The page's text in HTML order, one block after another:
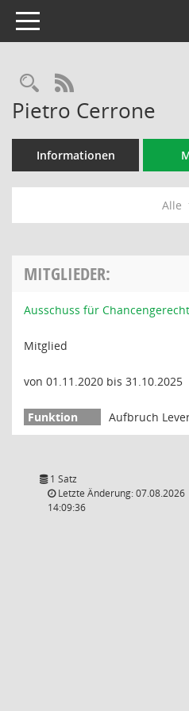
Toggle navigation
RSS-Feed
Pietro Cerrone
Informationen
Alle
MITGLIEDER:
Ausschuss für
Mitglied
von 01.11.2020 bis 31.10.2025
Aufbruch
1 Satz
Letzte Änderung: 07.08.2026
14:09:36